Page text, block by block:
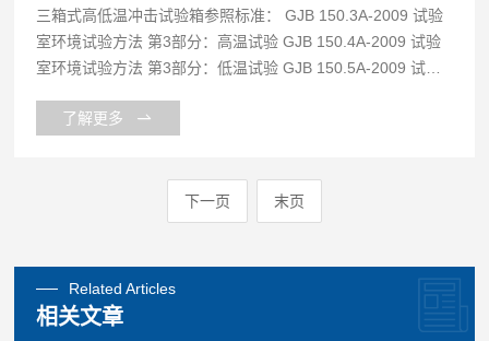
三箱式高低温冲击试验箱参照标准： GJB 150.3A-2009 试验
室环境试验方法 第3部分：高温试验 GJB 150.4A-2009 试验
室环境试验方法 第3部分：低温试验 GJB 150.5A-2009 试验
环境试验 第2部分：试验方法 试验N：温度变化 GB/T2423.1-
了解更多
下一页 末页
Related Articles
相关文章